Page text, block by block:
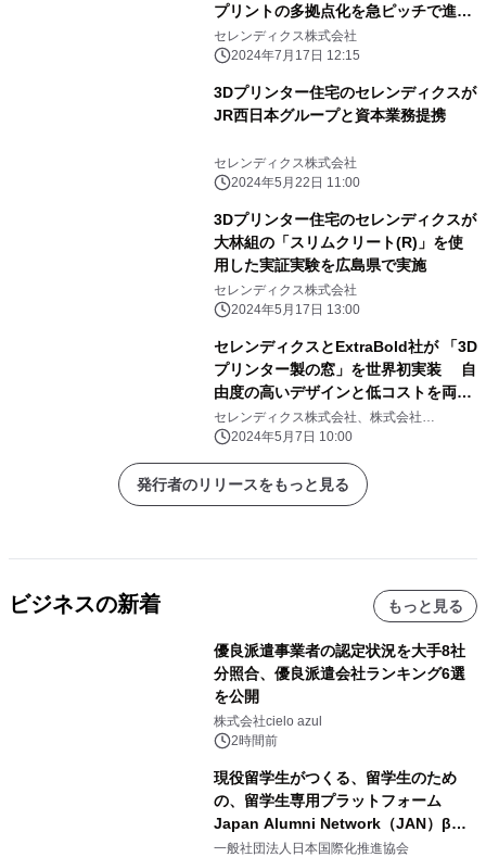
プリントの多拠点化を急ピッチで進
め、生産量の倍増を目指す
セレンディクス株式会社
2024年7月17日 12:15
3Dプリンター住宅のセレンディクスが
JR西日本グループと資本業務提携
セレンディクス株式会社
2024年5月22日 11:00
3Dプリンター住宅のセレンディクスが
大林組の「スリムクリート(R)」を使
用した実証実験を広島県で実施
セレンディクス株式会社
2024年5月17日 13:00
セレンディクスとExtraBold社が 「3D
プリンター製の窓」を世界初実装 自
由度の高いデザインと低コストを両立
へ
セレンディクス株式会社、株式会社
ExtraBold
2024年5月7日 10:00
発行者のリリースをもっと見る
ビジネスの新着 もっと見る
優良派遣事業者の認定状況を大手8社
分照合、優良派遣会社ランキング6選
を公開
株式会社cielo azul
2時間前
現役留学生がつくる、留学生のため
の、留学生専用プラットフォーム
Japan Alumni Network（JAN）β版
をリリース
一般社団法人日本国際化推進協会